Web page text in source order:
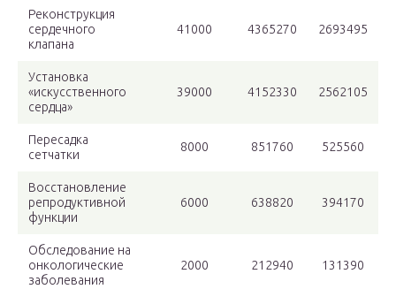
Реконструкция
сердечного
клапана
41000 4365270 2693495
Установка
«искусственного
сердца»
39000 4152330 2562105
Пересадка
сетчатки
8000 851760 525560
Восстановление
репродуктивной
функции
6000 638820 394170
Обследование на
онкологические
заболевания
2000 212940 131390